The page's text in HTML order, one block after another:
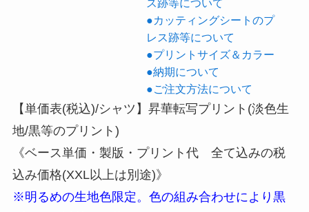
ス跡等について
●カッティングシートのプ
レス跡等について
●プリントサイズ＆カラー
●納期について
●ご注文方法について
【単価表(税込)/シャツ】昇華転写プリント(淡色生
地/黒等のプリント)
《ベース単価・製版・プリント代 全て込みの税
込み価格(XXL以上は別途)》
※明るめの生地色限定。色の組み合わせにより黒